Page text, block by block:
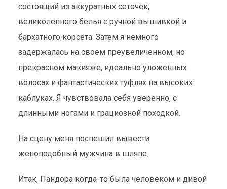
состоящий из аккуратных сеточек,
великолепного белья с ручной вышивкой и
бархатного корсета. Затем я немного
задержалась на своем преувеличенном, но
прекрасном макияже, идеально уложенных
волосах и фантастических туфлях на высоких
каблуках. Я чувствовала себя уверенно, с
длинными ногами и грациозной походкой.
На сцену меня поспешил вывести
женоподобный мужчина в шляпе.
Итак, Пандора когда-то была человеком и дивой